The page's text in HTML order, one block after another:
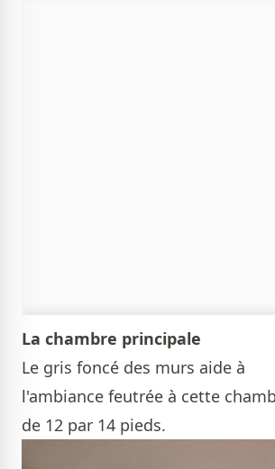
La chambre principale
Le gris foncé des murs aide à
l'ambiance feutrée à cette
de 12 par 14 pieds.